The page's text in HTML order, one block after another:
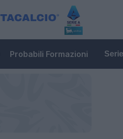
Probabili Formazioni